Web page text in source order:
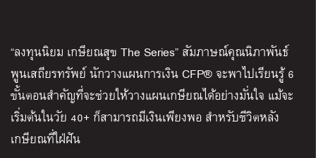
“ลงทุนนิยม เกษียณสุข The Series” สัมภาษณ์คุณนิภาพันธ์
พูนเสถียรทรัพย์ นักวางแผนการเงิน CFP® จะพาไปเรียนรู้ 6
ขั้นตอนสำคัญที่จะช่วยให้วางแผนเกษียณได้อย่างมั่นใจ แม้จะ
เริ่มต้นในวัย 40+ ก็สามารถมีเงินเพียงพอ สำหรับชีวิตหลัง
เกษียณที่ใฝ่ฝัน